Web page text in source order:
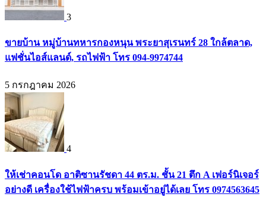
3
ขายบ้าน หมู่บ้านทหารกองหนุน พระยาสุเรนทร์ 28 ใกล้ตลาด,
แฟชั่นไอส์แลนด์, รถไฟฟ้า โทร 094-9974744
5 กรกฎาคม 2026
4
ให้เช่าคอนโด อาติซานรัชดา 44 ตร.ม. ชั้น 21 ตึก A เฟอร์นิเจอร์
อย่างดี เครื่องใช้ไฟฟ้าครบ พร้อมเข้าอยู่ได้เลย โทร 0974563645